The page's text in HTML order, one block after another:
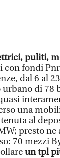
puliti,
con fondi
dal 6 al
di 78
una
al
presto ne
70 mezzi
un tpl